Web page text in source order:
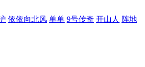
依依向北风 单单 9号传奇 开山人 阵地